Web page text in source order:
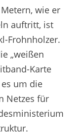
wie er
auftritt, ist
Frohnholzer.
„weißen
Karte
um die
Netzes für